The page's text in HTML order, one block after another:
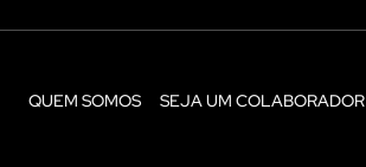
QUEM SOMOS SEJA UM COLABORADOR